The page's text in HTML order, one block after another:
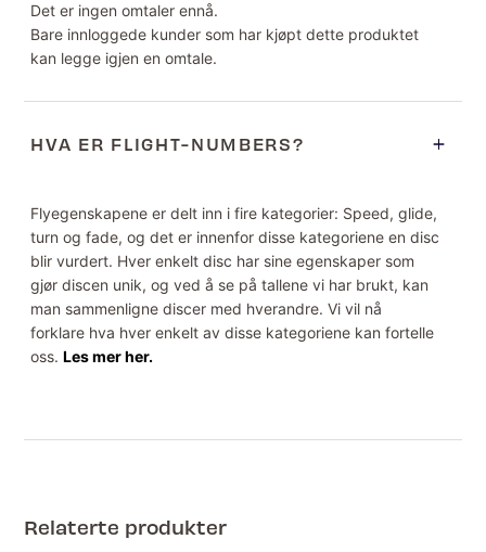
Det er ingen omtaler ennå.
Bare innloggede kunder som har kjøpt dette produktet
kan legge igjen en omtale.
HVA ER FLIGHT-NUMBERS?
Flyegenskapene er delt inn i fire kategorier: Speed, glide,
turn og fade, og det er innenfor disse kategoriene en disc
blir vurdert. Hver enkelt disc har sine egenskaper som
gjør discen unik, og ved å se på tallene vi har brukt, kan
man sammenligne discer med hverandre. Vi vil nå
forklare hva hver enkelt av disse kategoriene kan fortelle
oss.Les mer her.
Relaterte produkter